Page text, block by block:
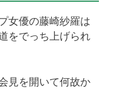
女優の藤崎紗羅は
をでっち上げられ
見を開いて何故か